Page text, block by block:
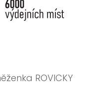
ROVICKY